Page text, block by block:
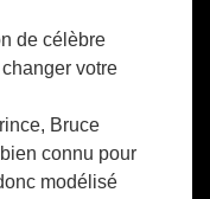
de célèbre
votre
Bruce
connu pour
modélisé